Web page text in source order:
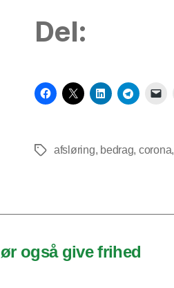
Del:
Tagsafsløring, bedrag, corona,
også give frihed